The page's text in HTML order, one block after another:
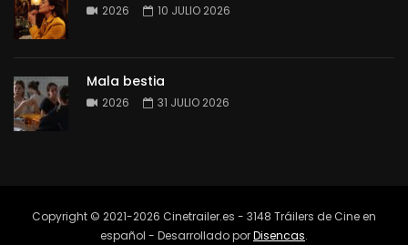
2026 10 JULIO 2026
Mala bestia
2026 31 JULIO 2026
Copyright © 2021-2026 Cinetrailer.es - 3148 Tráilers de Cine en
español - Desarrollado porDisencas.